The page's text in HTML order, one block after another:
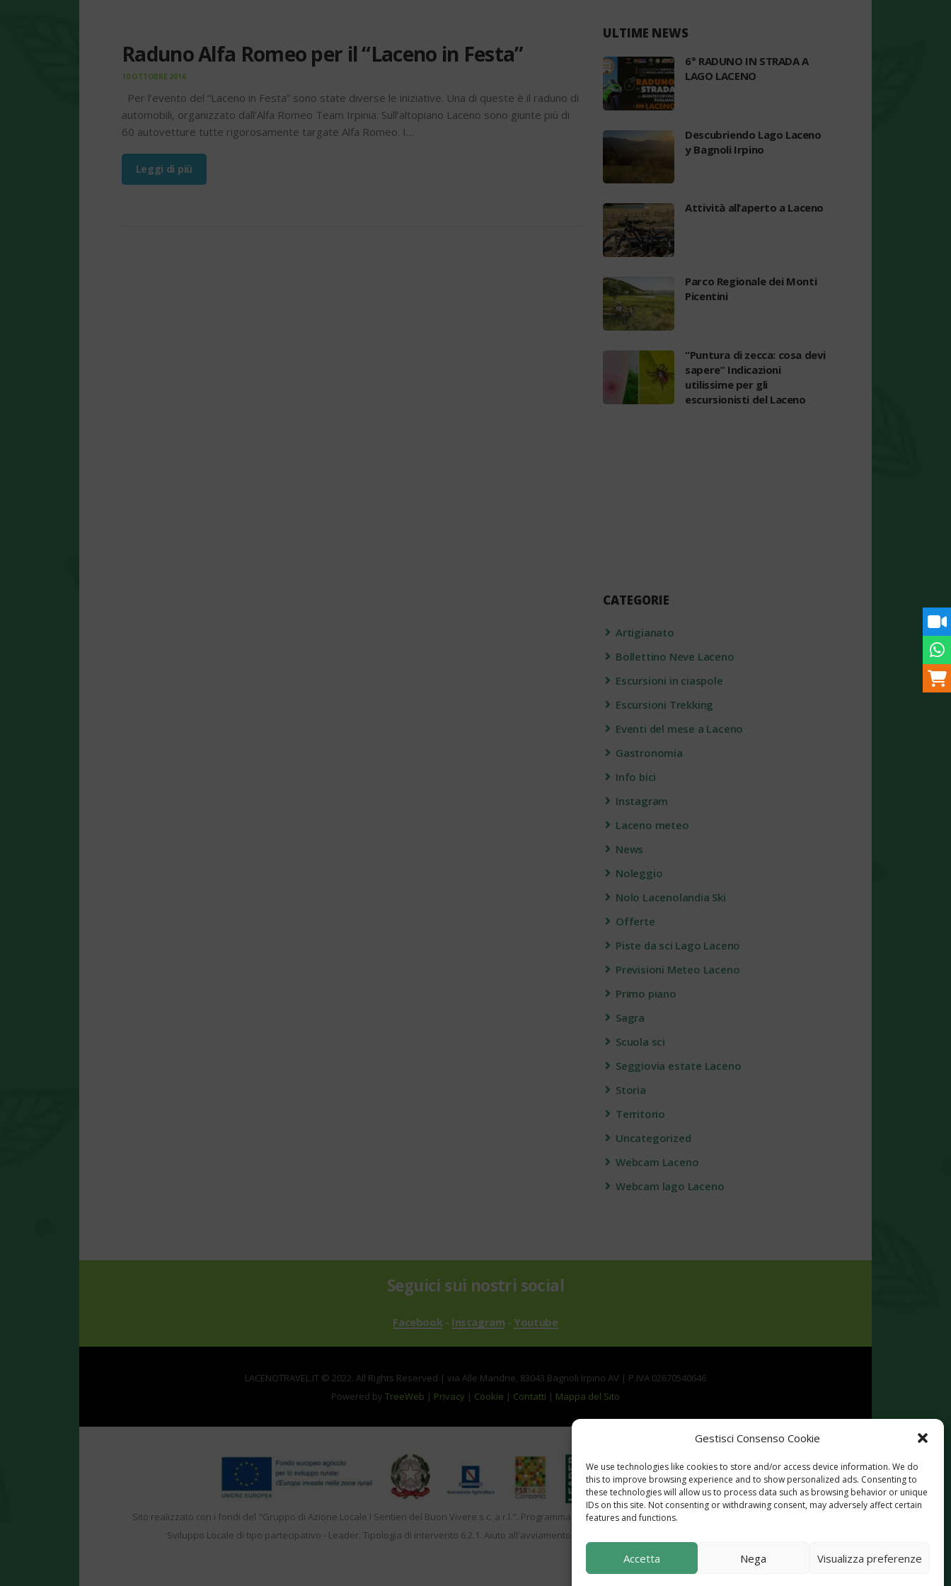
Gestisci Consenso Cookie
We use technologies like cookies to store and/or access device information. We do
this to improve browsing experience and to show personalized ads. Consenting to
these technologies will allow us to process data such as browsing behavior or unique
IDs on this site. Not consenting or withdrawing consent, may adversely affect certain
features and functions.
Accetta Nega Visualizza preferenze
Raduno Alfa Romeo per il “Laceno in Festa”
10 OTTOBRE 2016
Per l’evento del “Laceno in Festa” sono state diverse le iniziative. Una di queste è il raduno di
automobili, organizzato dall’Alfa Romeo Team Irpinia. Sull’altopiano Laceno sono giunte più di
60 autovetture tutte rigorosamente targate Alfa Romeo. I…
Leggi di più
ULTIME NEWS
6° RADUNO IN STRADA A
LAGO LACENO
Descubriendo Lago Laceno
y Bagnoli Irpino
Attività all’aperto a Laceno
Parco Regionale dei Monti
Picentini
“Puntura di zecca: cosa devi
sapere” Indicazioni
utilissime per gli
escursionisti del Laceno
CATEGORIE
Artigianato
Bollettino Neve Laceno
Escursioni in ciaspole
Escursioni Trekking
Eventi del mese a Laceno
Gastronomia
Info bici
Instagram
Laceno meteo
News
Noleggio
Nolo Lacenolandia Ski
Offerte
Piste da sci Lago Laceno
Previsioni Meteo Laceno
Primo piano
Sagra
Scuola sci
Seggiovia estate Laceno
Storia
Territorio
Uncategorized
Webcam Laceno
Webcam lago Laceno
Seguici sui nostri social
Facebook- Instagram - Youtube
LACENOTRAVEL.IT © 2022. All Rights Reserved | via Alle Mandrie, 83043 Bagnoli Irpino AV | P.IVA 02670540646
Powered by TreeWeb | Privacy | Cookie | Contatti | Mappa del Sito
Sito realizzato con i fondi del "Gruppo di Azione Locale I Sentieri del Buon Vivere s.c. a r.l.". Programma di Sviluppo Rurale per la Campania 2014-2020. Misura 19 -
Sviluppo Locale di tipo partecipativo - Leader. Tipologia di intervento 6.2.1. Aiuto all'avviamento d'impresa per attività extra agricole in zone rurali